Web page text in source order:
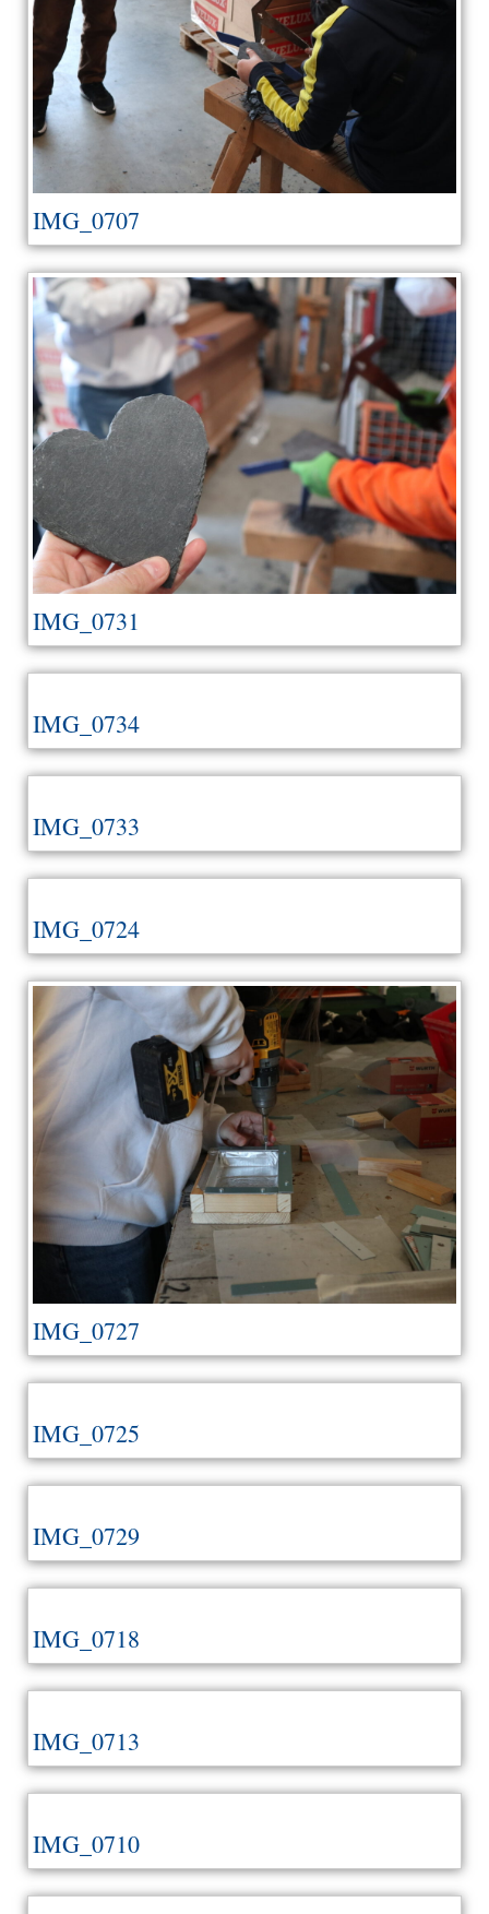
IMG_0707
IMG_0731
IMG_0734
IMG_0733
IMG_0724
IMG_0727
IMG_0725
IMG_0729
IMG_0718
IMG_0713
IMG_0710